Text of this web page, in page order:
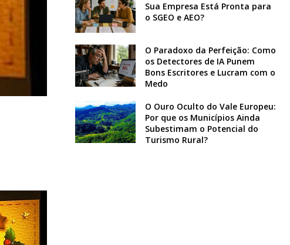
Sua Empresa Está Pronta para
o SGEO e AEO?
O Paradoxo da Perfeição: Como
os Detectores de IA Punem
Bons Escritores e Lucram com o
Medo
O Ouro Oculto do Vale Europeu:
Por que os Municípios Ainda
Subestimam o Potencial do
Turismo Rural?